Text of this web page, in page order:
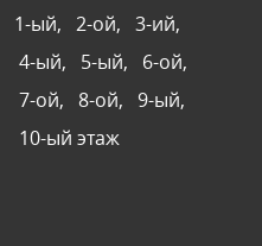
1-ый, 2-ой, 3-ий,
4-ый,
5-ый,
6-ой,
7-ой, 8-ой, 9-ый,
10-ый этаж